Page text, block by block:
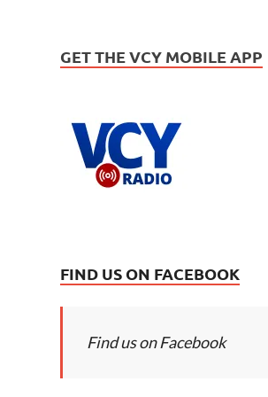
GET THE VCY MOBILE APP
FIND US ON FACEBOOK
Find us on Facebook